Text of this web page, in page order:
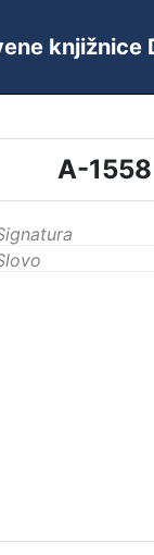
knjižnice
A-